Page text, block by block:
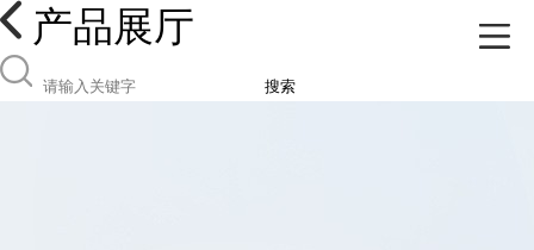
产品展厅
搜索